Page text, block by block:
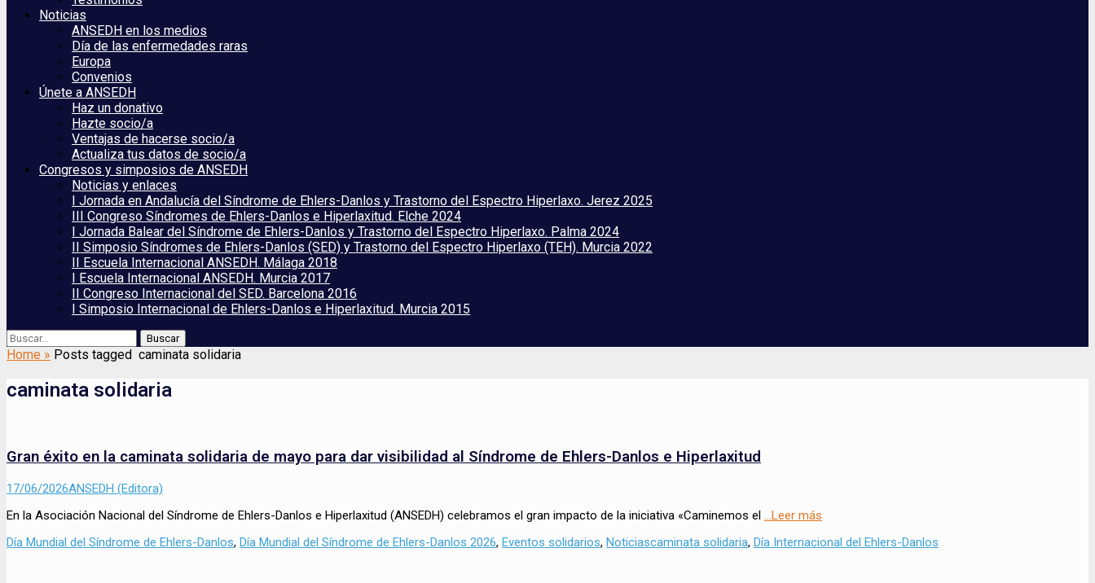
Noticias
ANSEDH en los medios
Día de las enfermedades raras
Europa
Convenios
Únete a ANSEDH
Haz un donativo
Hazte socio/a
Ventajas de hacerse socio/a
Actualiza tus datos de socio/a
Congresos y simposios de ANSEDH
Noticias y enlaces
I Jornada en Andalucía del Síndrome de Ehlers-Danlos y Trastorno del Espectro Hiperlaxo. Jerez 2025
III Congreso Síndromes de Ehlers-Danlos e Hiperlaxitud. Elche 2024
I Jornada Balear del Síndrome de Ehlers-Danlos y Trastorno del Espectro Hiperlaxo. Palma 2024
II Simposio Síndromes de Ehlers-Danlos (SED) y Trastorno del Espectro Hiperlaxo (TEH). Murcia 2022
II Escuela Internacional ANSEDH. Málaga 2018
I Escuela Internacional ANSEDH. Murcia 2017
II Congreso Internacional del SED. Barcelona 2016
I Simposio Internacional de Ehlers-Danlos e Hiperlaxitud. Murcia 2015
Buscar
Buscar:
Home » Posts tagged caminata solidaria
caminata solidaria
Gran éxito en la caminata solidaria de mayo para dar visibilidad al Síndrome de Ehlers-Danlos e Hiperlaxitud
Enviado
17/06/2026Autor
ANSEDH (Editora)
En la Asociación Nacional del Síndrome de Ehlers-Danlos e Hiperlaxitud (ANSEDH) celebramos el gran impacto de la iniciativa «Caminemos el
…Leer más
Categorías
Día Mundial del Síndrome de Ehlers-Danlos, Día Mundial del Síndrome de Ehlers-Danlos 2026, Eventos solidarios, NoticiasTags
caminata solidaria, Día Internacional del Ehlers-Danlos